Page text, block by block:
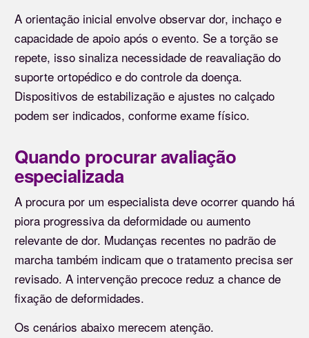
A orientação inicial envolve observar dor, inchaço e
capacidade de apoio após o evento. Se a torção se
repete, isso sinaliza necessidade de reavaliação do
suporte ortopédico e do controle da doença.
Dispositivos de estabilização e ajustes no calçado
podem ser indicados, conforme exame físico.
Quando procurar avaliação
especializada
A procura por um especialista deve ocorrer quando há
piora progressiva da deformidade ou aumento
relevante de dor. Mudanças recentes no padrão de
marcha também indicam que o tratamento precisa ser
revisado. A intervenção precoce reduz a chance de
fixação de deformidades.
Os cenários abaixo merecem atenção.